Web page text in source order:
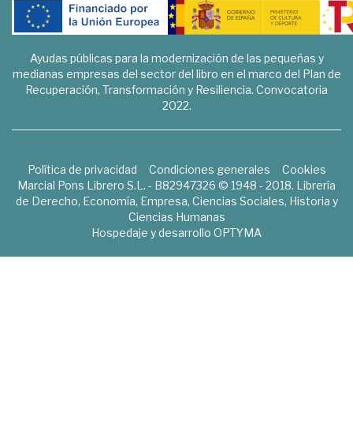
Ayudas públicas para la modernización de las pequeñas y
medianas empresas del sector del libro en el marco del Plan de
Recuperación, Transformación y Resiliencia. Convocatoria
2022.
Política de privacidad Condiciones generales
Cookies
Marcial Pons Librero S.L. - B82947326 © 1948 - 2018. Librería
de Derecho, Economía, Empresa, Ciencias Sociales, Historia y
Ciencias Humanas
Hospedaje y desarrollo OPTYMA